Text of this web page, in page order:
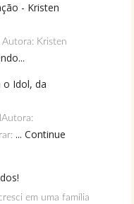
- Kristen
Autora: Kristen
Idol, da
... Continue
em uma família